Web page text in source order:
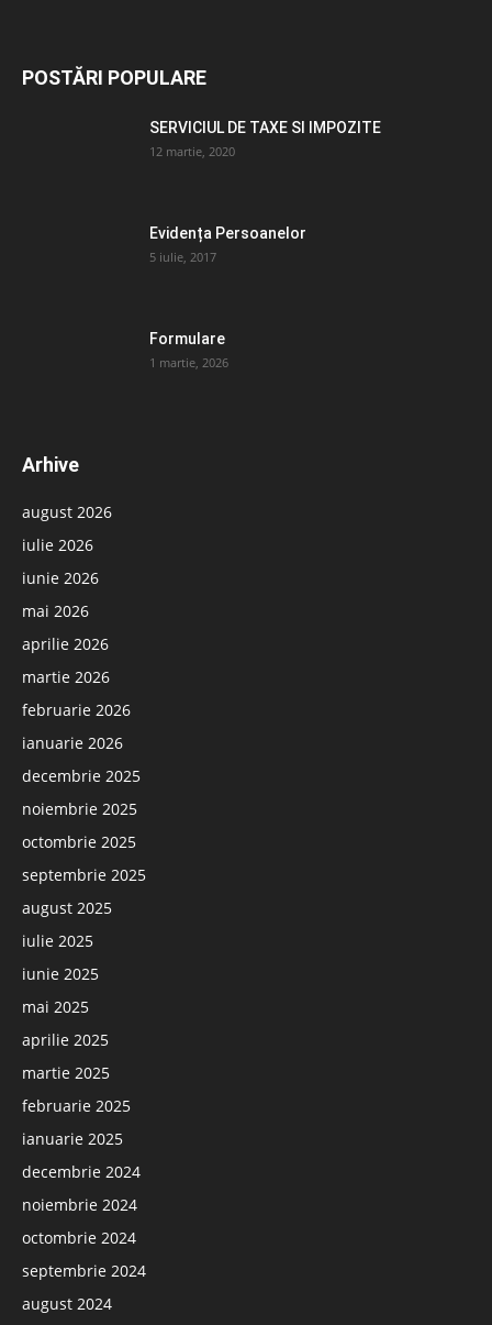
POSTĂRI POPULARE
SERVICIUL DE TAXE SI IMPOZITE
12 martie, 2020
Evidența Persoanelor
5 iulie, 2017
Formulare
1 martie, 2026
Arhive
august 2026
iulie 2026
iunie 2026
mai 2026
aprilie 2026
martie 2026
februarie 2026
ianuarie 2026
decembrie 2025
noiembrie 2025
octombrie 2025
septembrie 2025
august 2025
iulie 2025
iunie 2025
mai 2025
aprilie 2025
martie 2025
februarie 2025
ianuarie 2025
decembrie 2024
noiembrie 2024
octombrie 2024
septembrie 2024
august 2024